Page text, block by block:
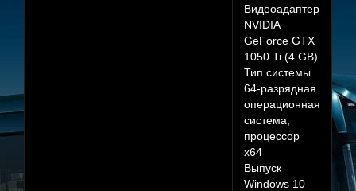
Видеоадаптер
NVIDIA
GeForce GTX
1050 Ti (4 GB)
Тип системы
64-разрядная
операционная
система,
процессор
x64
Выпуск
Windows 10